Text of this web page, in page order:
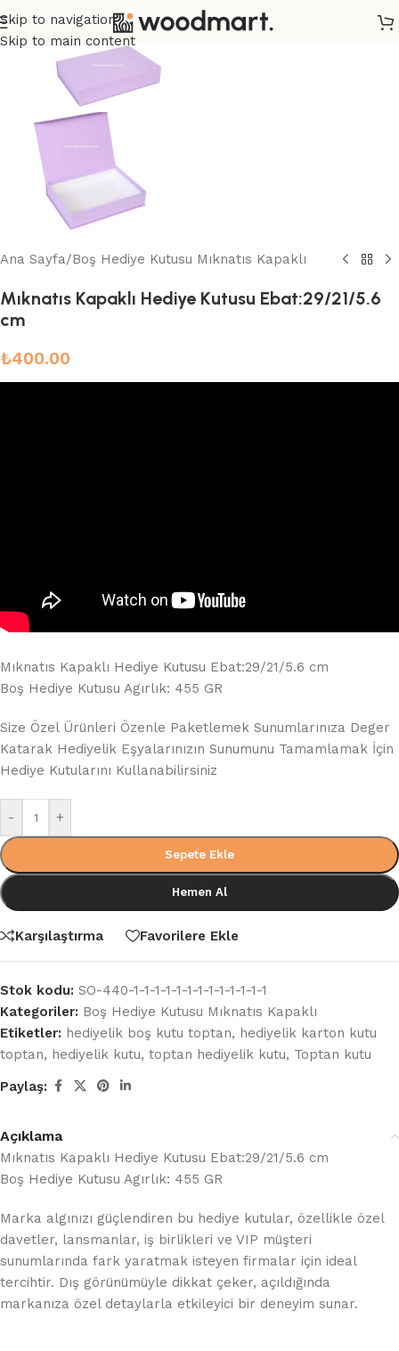
Skip to navigation
Skip to main content
Ana Sayfa/Boş Hediye Kutusu Mıknatıs Kapaklı
Mıknatıs Kapaklı Hediye Kutusu Ebat:29/21/5.6
cm
₺400.00
Mıknatıs Kapaklı Hediye Kutusu Ebat:29/21/5.6 cm
Boş Hediye Kutusu Agırlık: 455 GR
Size Özel Ürünleri Özenle Paketlemek Sunumlarınıza Deger
Katarak Hediyelik Eşyalarınızın Sunumunu Tamamlamak İçin
Hediye Kutularını Kullanabilirsiniz
- +
Sepete Ekle
Hemen Al
Karşılaştırma Favorilere Ekle
Stok kodu: SO-440-1-1-1-1-1-1-1-1-1-1-1-1-1
Kategoriler: Boş Hediye Kutusu Mıknatıs Kapaklı
Etiketler: hediyelik boş kutu toptan, hediyelik karton kutu
toptan, hediyelik kutu, toptan hediyelik kutu, Toptan kutu
Paylaş:
Açıklama
Mıknatıs Kapaklı Hediye Kutusu Ebat:29/21/5.6 cm
Boş Hediye Kutusu Agırlık: 455 GR
Marka algınızı güçlendiren bu hediye kutular, özellikle özel
davetler, lansmanlar, iş birlikleri ve VIP müşteri
sunumlarında fark yaratmak isteyen firmalar için ideal
tercihtir. Dış görünümüyle dikkat çeker, açıldığında
markanıza özel detaylarla etkileyici bir deneyim sunar.